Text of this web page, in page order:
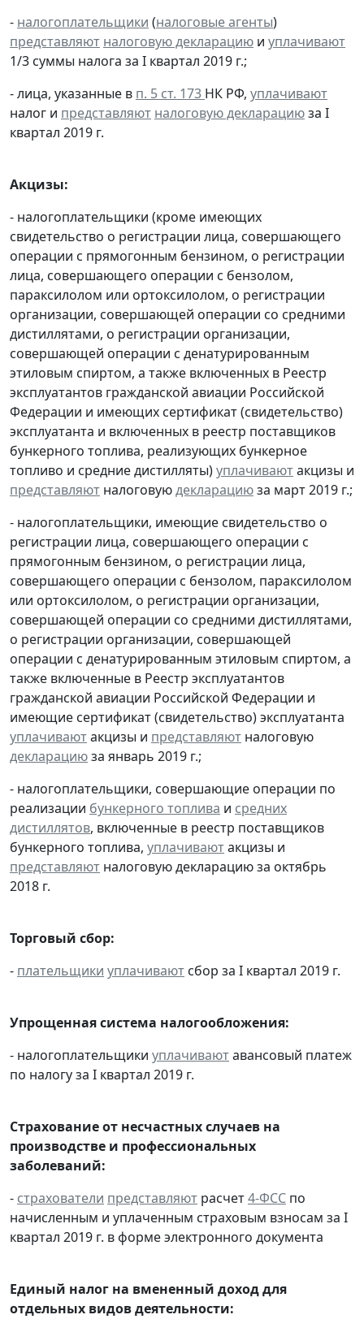
- налогоплательщики (налоговые агенты)
представляют налоговую декларацию и уплачивают
1/3 суммы налога за I квартал 2019 г.;
- лица, указанные в п. 5 ст. 173 НК РФ, уплачивают
налог и представляют налоговую декларациюза I
квартал 2019 г.
Акцизы:
- налогоплательщики (кроме имеющих
свидетельство о регистрации лица, совершающего
операции с прямогонным бензином, о регистрации
лица, совершающего операции с бензолом,
параксилолом или ортоксилолом, о регистрации
организации, совершающей операции со средними
дистиллятами, о регистрации организации,
совершающей операции с денатурированным
этиловым спиртом, а также включенных в Реестр
эксплуатантов гражданской авиации Российской
Федерации и имеющих сертификат (свидетельство)
эксплуатанта и включенных в реестр поставщиков
бункерного топлива, реализующих бункерное
топливо и средние дистилляты)уплачиваютакцизы и
представляют налоговуюдекларациюза март 2019 г.;
- налогоплательщики, имеющие свидетельство о
регистрации лица, совершающего операции с
прямогонным бензином, о регистрации лица,
совершающего операции с бензолом, параксилолом
или ортоксилолом, о регистрации организации,
совершающей операции со средними дистиллятами,
о регистрации организации, совершающей
операции с денатурированным этиловым спиртом, а
также включенные в Реестр эксплуатантов
гражданской авиации Российской Федерации и
имеющие сертификат (свидетельство) эксплуатанта
уплачиваютакцизы и представляют налоговую
декларациюза январь 2019 г.;
- налогоплательщики, совершающие операции по
реализации бункерного топлива и средних
дистиллятов, включенные в реестр поставщиков
бункерного топлива, уплачиваютакцизы и
представляют налоговую декларацию за октябрь
2018 г.
Торговый сбор:
- плательщики уплачивают сбор за I квартал 2019 г.
Упрощенная система налогообложения:
- налогоплательщики уплачиваютавансовый платеж
по налогу за I квартал 2019 г.
Страхование от несчастных случаев на
производстве и профессиональных
заболеваний:
- страхователи представляют расчет4-ФСС по
начисленным и уплаченным страховым взносам за I
квартал 2019 г. в форме электронного документа
Единый налог на вмененный доход для
отдельных видов деятельности: